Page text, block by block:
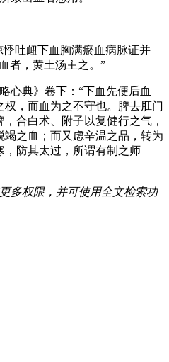
吐衄下血胸满瘀血病脉证并
者，黄土汤主之。”
心典》卷下：“下血先便后血
，而血为之不守也。脾去肛门
合白术、附子以复健行之气，
之血；而又虑辛温之品，转为
，防其太过，所谓有制之师
多权限，并可使用全文检索功